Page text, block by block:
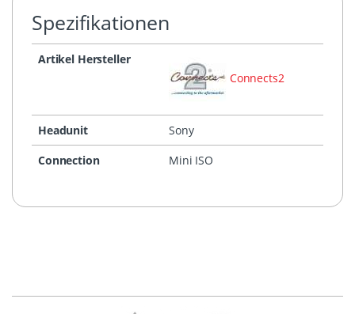
Spezifikationen
Artikel Hersteller
Connects2
Headunit
Sony
Connection
Mini ISO